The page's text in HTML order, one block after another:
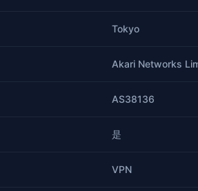
Tokyo
Akari Networks
AS38136
是
VPN